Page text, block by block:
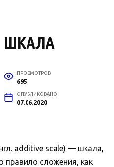
ШКАЛА
ПРОСМОТРОВ
695
ОПУБЛИКОВАНО
07.06.2020
additive scale) — шкала,
правило сложения, как